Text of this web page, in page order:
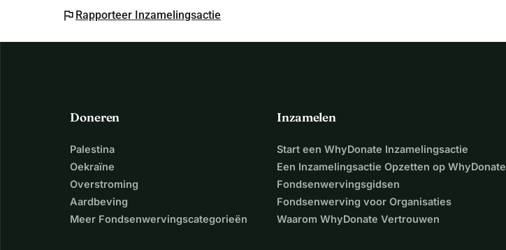
flag Rapporteer Inzamelingsactie
Doneren
Palestina
Oekraïne
Overstroming
Aardbeving
Meer Fondsenwervingscategorieën
Inzamelen
Start een WhyDonate Inzamelingsactie
Een Inzamelingsactie Opzetten op WhyDonate
Fondsenwervingsgidsen
Fondsenwerving voor Organisaties
Waarom WhyDonate Vertrouwen